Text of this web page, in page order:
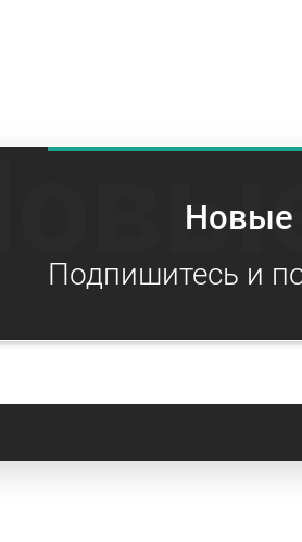
Новые
Подпишитесь и